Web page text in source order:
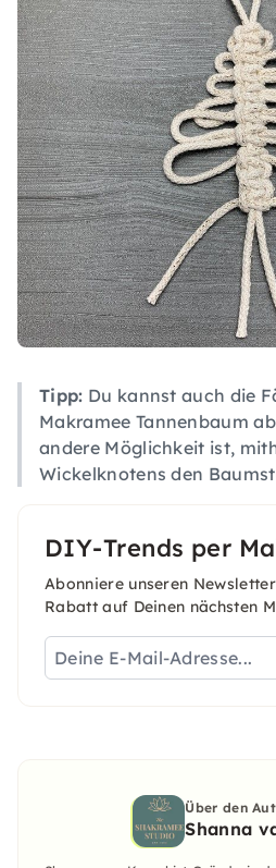
Tipp: Du kannst auch die
Makramee Tannenbaum
andere Möglichkeit ist,
Wickelknotens den
DIY-Trends per
Abonniere unseren
Rabatt auf Deinen nächsten
Über den
Shanna